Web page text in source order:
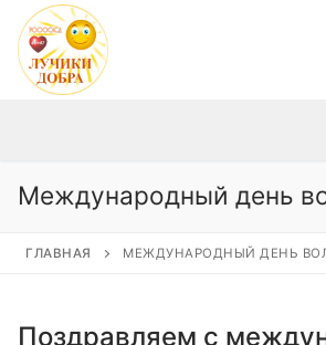
Перейти
содержимому
Международный день
ГЛАВНАЯ МЕЖДУНАРОДНЫЙ ДЕНЬ
Поздравляем с